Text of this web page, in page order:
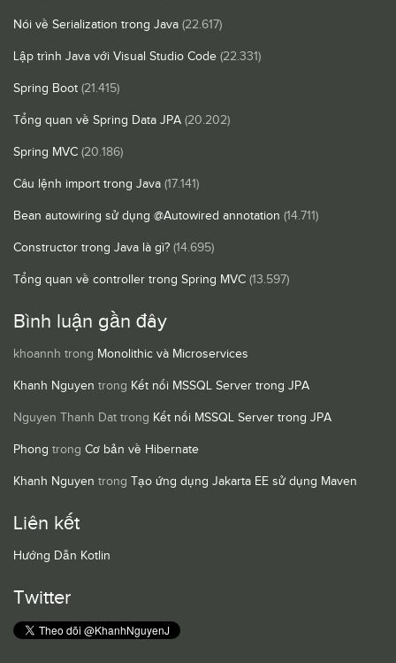
Nói về Serialization trong Java (22.617)
Lập trình Java với Visual Studio Code (22.331)
Spring Boot (21.415)
Tổng quan về Spring Data JPA (20.202)
Spring MVC (20.186)
Câu lệnh import trong Java (17.141)
Bean autowiring sử dụng @Autowired annotation (14.711)
Constructor trong Java là gì? (14.695)
Tổng quan về controller trong Spring MVC (13.597)
Bình luận gần đây
khoannh trong Monolithic và Microservices
Khanh Nguyen trong Kết nối MSSQL Server trong JPA
Nguyen Thanh Dat trong Kết nối MSSQL Server trong JPA
Phong trong Cơ bản về Hibernate
Khanh Nguyen trong Tạo ứng dụng Jakarta EE sử dụng Maven
Liên kết
Hướng Dẫn Kotlin
Twitter